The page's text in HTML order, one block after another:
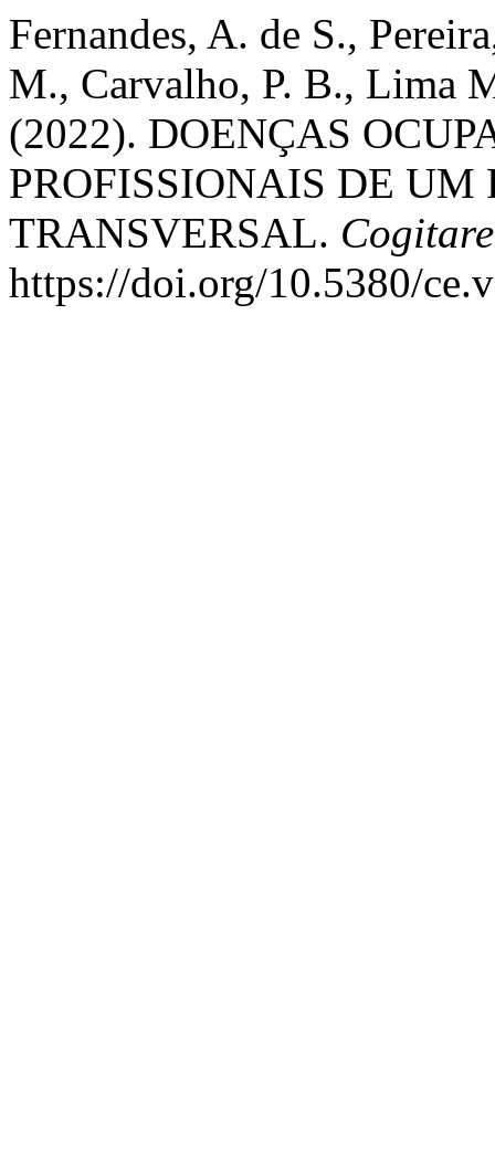
Fernandes, A. de S.,
M., Carvalho, P. B., Lima
(2022). DOENÇAS
PROFISSIONAIS DE UM
TRANSVERSAL.
https://doi.org/10.5380/